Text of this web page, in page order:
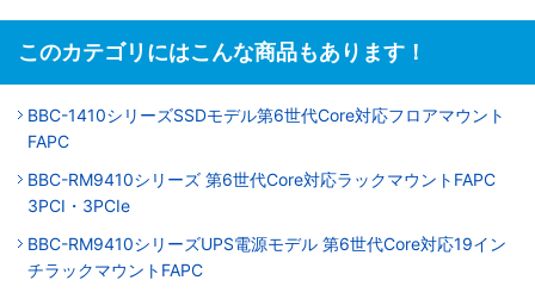
このカテゴリにはこんな商品もあります！
BBC-1410シリーズSSDモデル第6世代Core対応フロアマウント
FAPC
BBC-RM9410シリーズ 第6世代Core対応ラックマウントFAPC
3PCI・3PCIe
BBC-RM9410シリーズUPS電源モデル 第6世代Core対応19イン
チラックマウントFAPC